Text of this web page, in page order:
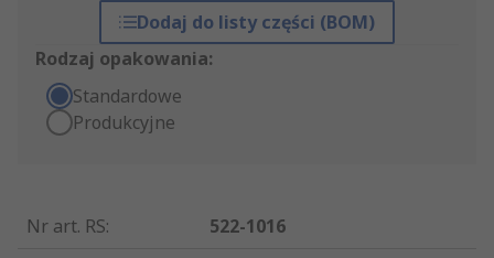
Dodaj do listy części (BOM)
Rodzaj opakowania:
Standardowe
Produkcyjne
Nr art. RS:
522-1016